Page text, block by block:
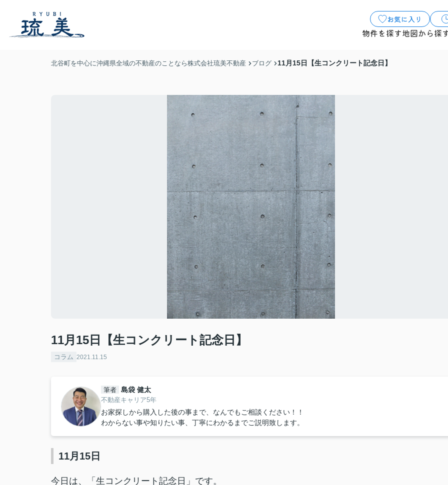
お気に入り
物件を探す地図から探
北谷町を中心に沖縄県全域の不動産のことなら株式会社琉美不動産 ブログ 11月15日【生コンクリート記念日】
11月15日【生コンクリート記念日】
コラム 2021.11.15
筆者 島袋 健太
不動産キャリア5年
お家探しから購入した後の事まで、なんでもご相談ください！！
わからない事や知りたい事、丁寧にわかるまでご説明致します。
11月15日
今日は、「生コンクリート記念日」です。